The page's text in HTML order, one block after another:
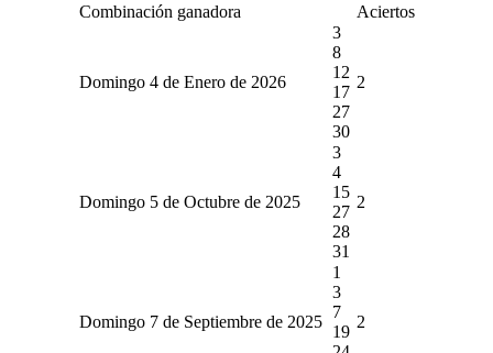
Combinación ganadora Aciertos
Domingo 4 de Enero de 2026
3
8
12
17
27
30
2
Domingo 5 de Octubre de 2025
3
4
15
27
28
31
2
Domingo 7 de Septiembre de 2025
1
3
7
19
2